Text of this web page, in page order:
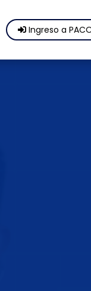
Ingreso a